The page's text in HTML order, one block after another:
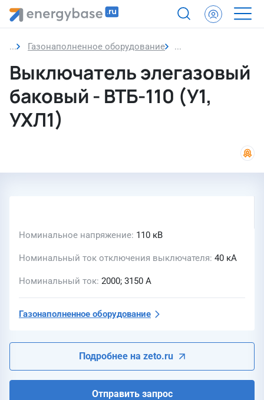
Газонаполненное оборудование Выключатель
Выключатель элегазовый
баковый - ВТБ-110 (У1,
УХЛ1)
Номинальное напряжение 110 кВ
Номинальный ток отключения выключателя 40 кА
Номинальный ток 2000; 3150 А
Газонаполненное оборудование
Подробнее на zeto.ru
Отправить запрос